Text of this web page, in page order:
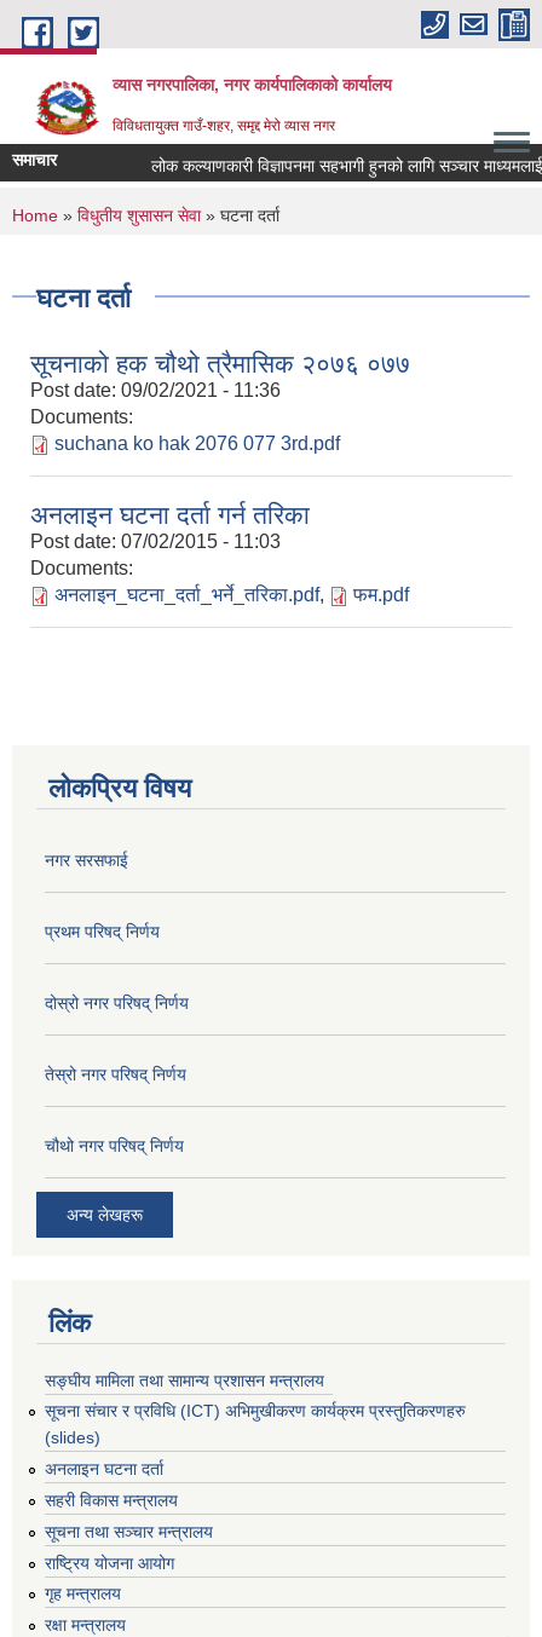
Skip to main content
व्यास नगरपालिका, नगर कार्यपालिकाको कार्यालय
विविधतायुक्त गाउँ-शहर, समृद्द मेरो व्यास नगर
समाचार लोक कल्याणकारी विज्ञापनमा सहभागी हुनको लागि सञ्चार
You are here
Home » विधुतीय शुसासन सेवा» घटना दर्ता
घटना दर्ता
सूचनाको हक चौथो त्रैमासिक २०७६ ०७७
Post date: 09/02/2021 - 11:36
Documents:
suchana ko hak 2076 077 3rd.pdf
अनलाइन घटना दर्ता गर्न तरिका
Post date: 07/02/2015 - 11:03
Documents:
अनलाइन_घटना_दर्ता_भर्ने_तरिका.pdf, फम.pdf
लोकप्रिय विषय
नगर सरसफाई
प्रथम परिषद् निर्णय
दोस्रो नगर परिषद् निर्णय
तेस्रो नगर परिषद् निर्णय
चौथो नगर परिषद् निर्णय
अन्य लेखहरू
लिंक
सङ्घीय मामिला तथा सामान्य प्रशासन मन्त्रालय
सूचना संचार र प्रविधि (ICT) अभिमुखीकरण कार्यक्रम प्रस्तुतिकरणहरु
(slides)
अनलाइन घटना दर्ता
सहरी विकास मन्त्रालय
सूचना तथा सञ्चार मन्त्रालय
राष्ट्रिय योजना आयोग
गृह मन्त्रालय
रक्षा मन्त्रालय